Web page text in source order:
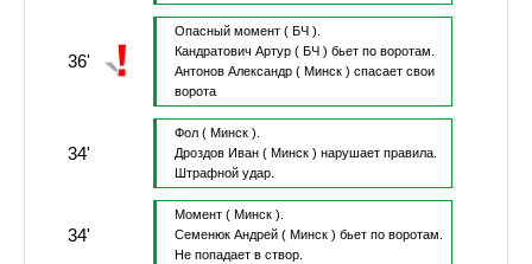
36'
Опасный момент ( БЧ ).
Кандратович Артур( БЧ ) бьет по воротам.
Антонов Александр( Минск ) спасает свои
ворота
34'
Фол ( Минск ).
Дроздов Иван( Минск ) нарушает правила.
Штрафной удар.
34'
Момент ( Минск ).
Семенюк Андрей( Минск ) бьет по воротам.
Не попадает в створ.